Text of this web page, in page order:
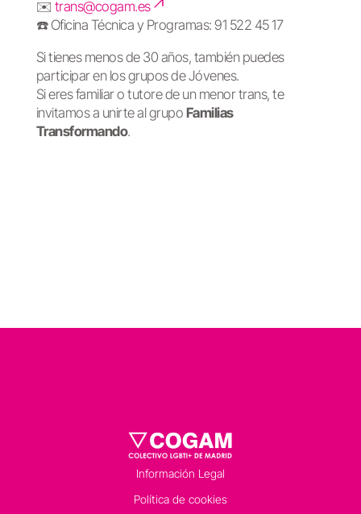
✉️ trans@cogam.es
☎️ Oficina Técnica y Programas: 91 522 45 17
Si tienes menos de 30 años, también puedes
participar en los grupos de Jóvenes.
Si eres familiar o tutore de un menor trans, te
invitamos a unirte al grupo Familias
Transformando.
Información Legal
Política de cookies